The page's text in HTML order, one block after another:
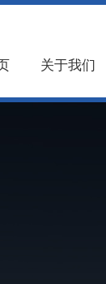
关于我们